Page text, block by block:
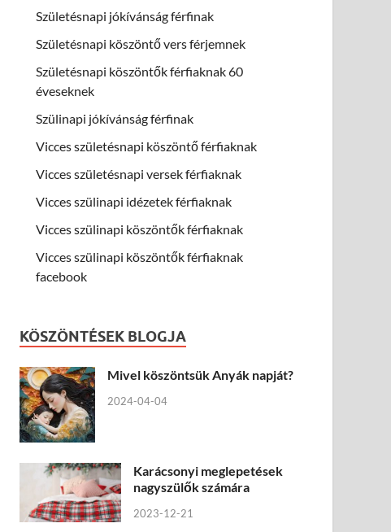
Születésnapi jókívánság férfinak
Születésnapi köszöntő vers férjemnek
Születésnapi köszöntők férfiaknak 60
éveseknek
Szülinapi jókívánság férfinak
Vicces születésnapi köszöntő férfiaknak
Vicces születésnapi versek férfiaknak
Vicces szülinapi idézetek férfiaknak
Vicces szülinapi köszöntők férfiaknak
Vicces szülinapi köszöntők férfiaknak
facebook
KÖSZÖNTÉSEK BLOGJA
Mivel köszöntsük Anyák napját?
2024-04-04
Karácsonyi meglepetések
nagyszülők számára
2023-12-21